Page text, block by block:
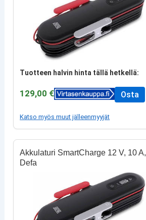
Tuotteen halvin hinta tällä hetkellä:
129,00 € Osta
Katso myös muut jälleenmyyjät
Akkulaturi SmartCharge 12 V, 10 A,
Defa